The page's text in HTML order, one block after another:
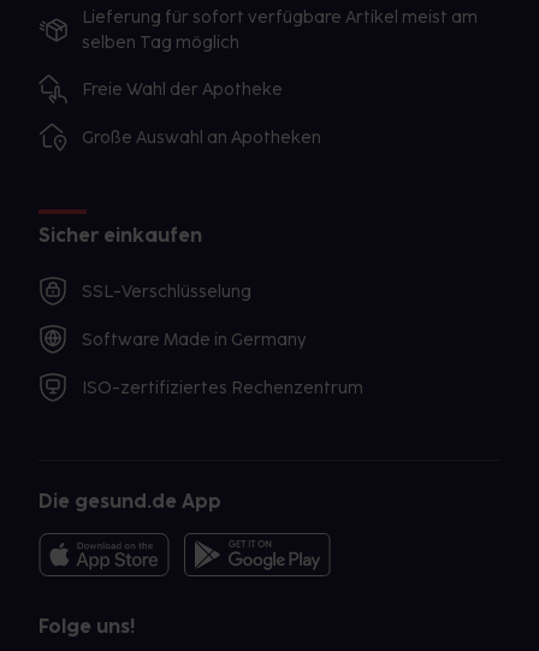
Lieferung für sofort verfügbare Artikel meist am
selben Tag möglich
Freie Wahl der Apotheke
Große Auswahl an Apotheken
Sicher einkaufen
SSL-Verschlüsselung
Software Made in Germany
ISO-zertifiziertes Rechenzentrum
Die gesund.de App
Folge uns!